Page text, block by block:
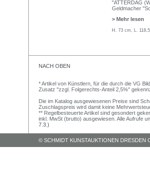
"ATTERDAG
Geldmacher
> Mehr lesen
H. 73 cm, L.
NACH OBEN
* Artikel von Künstlern, für die durch die VG
Zusatz "zzgl. Folgerechts-Anteil 2,5%"
Die im Katalog ausgewiesenen Preise sind
Zuschlagspreis wird damit keine
** Regelbesteuerte Artikel sind gesondert
inkl. MwSt (brutto) ausgewiesen. Alle Aufrufe
7.3.)
© SCHMIDT KUNSTAUKTIONEN DRESDEN